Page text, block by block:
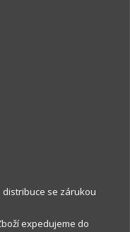
distribuce se zárukou
expedujeme do